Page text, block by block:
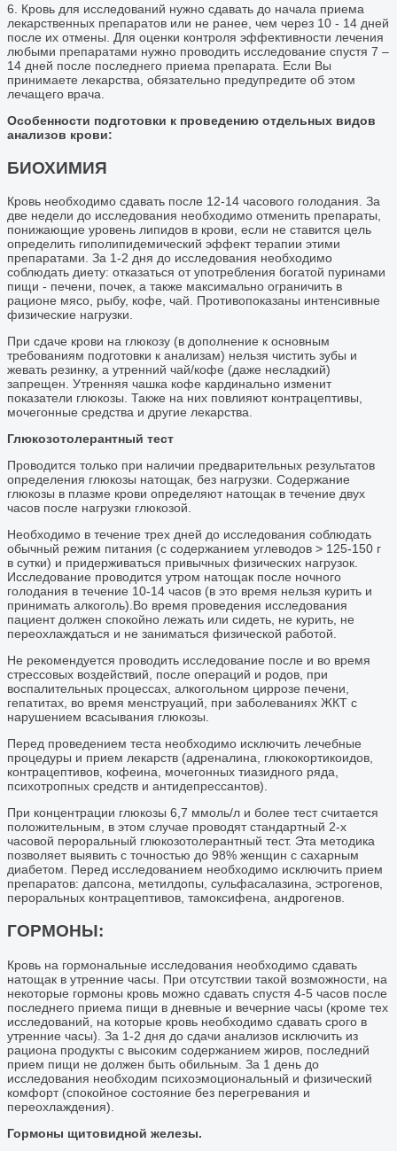
6. Кровь для исследований нужно сдавать до начала приема
лекарственных препаратов или не ранее, чем через 10 - 14 дней
после их отмены. Для оценки контроля эффективности лечения
любыми препаратами нужно проводить исследование спустя 7 –
14 дней после последнего приема препарата. Если Вы
принимаете лекарства, обязательно предупредите об этом
лечащего врача.
Особенности подготовки к проведению отдельных видов
анализов крови:
БИОХИМИЯ
Кровь необходимо сдавать после 12-14 часового голодания. За
две недели до исследования необходимо отменить препараты,
понижающие уровень липидов в крови, если не ставится цель
определить гиполипидемический эффект терапии этими
препаратами. За 1-2 дня до исследования необходимо
соблюдать диету: отказаться от употребления богатой пуринами
пищи - печени, почек, а также максимально ограничить в
рационе мясо, рыбу, кофе, чай. Противопоказаны интенсивные
физические нагрузки.
При сдаче крови на глюкозу (в дополнение к основным
требованиям подготовки к анализам) нельзя чистить зубы и
жевать резинку, а утренний чай/кофе (даже несладкий)
запрещен. Утренняя чашка кофе кардинально изменит
показатели глюкозы. Также на них повлияют контрацептивы,
мочегонные средства и другие лекарства.
Глюкозотолерантный тест
Проводится только при наличии предварительных результатов
определения глюкозы натощак, без нагрузки. Содержание
глюкозы в плазме крови определяют натощак в течение двух
часов после нагрузки глюкозой.
Необходимо в течение трех дней до исследования соблюдать
обычный режим питания (с содержанием углеводов > 125-150 г
в сутки) и придерживаться привычных физических нагрузок.
Исследование проводится утром натощак после ночного
голодания в течение 10-14 часов (в это время нельзя курить и
принимать алкоголь).Во время проведения исследования
пациент должен спокойно лежать или сидеть, не курить, не
переохлаждаться и не заниматься физической работой.
Не рекомендуется проводить исследование после и во время
стрессовых воздействий, после операций и родов, при
воспалительных процессах, алкогольном циррозе печени,
гепатитах, во время менструаций, при заболеваниях ЖКТ с
нарушением всасывания глюкозы.
Перед проведением теста необходимо исключить лечебные
процедуры и прием лекарств (адреналина, глюкокортикоидов,
контрацептивов, кофеина, мочегонных тиазидного ряда,
психотропных средств и антидепрессантов).
При концентрации глюкозы 6,7 ммоль/л и более тест считается
положительным, в этом случае проводят стандартный 2-х
часовой пероральный глюкозотолерантный тест. Эта методика
позволяет выявить с точностью до 98% женщин с сахарным
диабетом. Перед исследованием необходимо исключить прием
препаратов: дапсона, метилдопы, сульфасалазина, эстрогенов,
пероральных контрацептивов, тамоксифена, андрогенов.
ГОРМОНЫ:
Кровь на гормональные исследования необходимо сдавать
натощак в утренние часы. При отсутствии такой возможности, на
некоторые гормоны кровь можно сдавать спустя 4-5 часов после
последнего приема пищи в дневные и вечерние часы (кроме тех
исследований, на которые кровь необходимо сдавать срого в
утренние часы). За 1-2 дня до сдачи анализов исключить из
рациона продукты с высоким содержанием жиров, последний
прием пищи не должен быть обильным. За 1 день до
исследования необходим психоэмоциональный и физический
комфорт (спокойное состояние без перегревания и
переохлаждения).
Гормоны щитовидной железы.